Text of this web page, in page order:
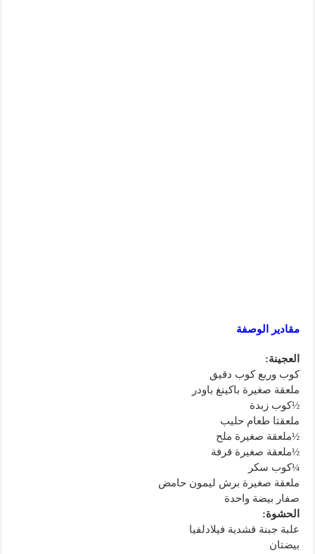
مقادير الوصفة
العجينة:
كوب وربع كوب دقيق
ملعقة صغيرة باكينغ باودر
½كوب زبدة
ملعقتا طعام حليب
½ملعقة صغيرة ملح
½ملعقة صغيرة قرفة
¼كوب سكر
ملعقة صغيرة برش ليمون حامض
صفار بيضة واحدة
الحشوة:
علبة جبنة قشدية فيلادلفيا
بيضتان